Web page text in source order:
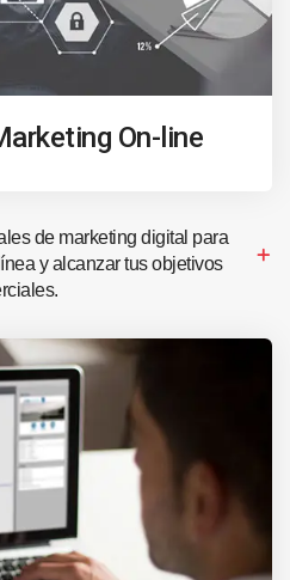
On-line
de marketing digital para
y alcanzar tus objetivos